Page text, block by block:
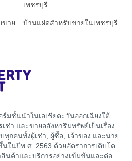
เพชรบุรี
ขาย
บ้านแฝดสำหรับขายในเพชรบุรี
มชั้นนำในเอเชียตะวันออกเฉียงใต้
ช่า และขายอสังหาริมทรัพย์เป็นเรื่อง
ทุกคนทั้งผู้เช่า, ผู้ซื้อ, เจ้าของ และนาย
ในปีพ.ศ. 2563 ด้วยอัตราการเติบโต
นค้าและบริการอย่างเข้มข้นและต่อ